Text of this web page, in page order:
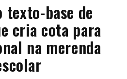
texto-base de
cria cota para
na merenda